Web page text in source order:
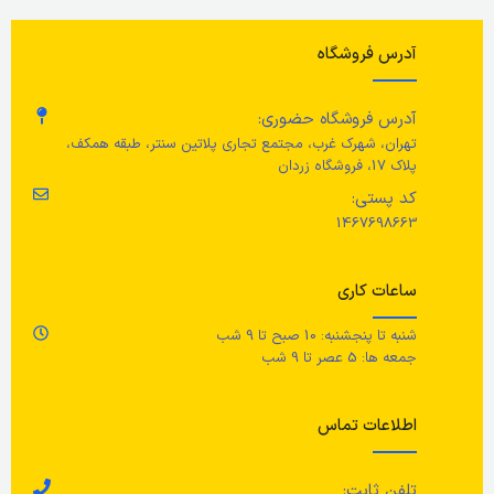
عرض 40 سانتی متر
0.66 کیلوگرم
آدرس فروشگاه
آدرس فروشگاه حضوری:
تهران، شهرک غرب، مجتمع تجاری پلاتین سنتر، طبقه همکف،
پلاک 17، فروشگاه زردان
کد پستی:
1467698663
ساعات کاری
شنبه تا پنجشنبه: 10 صبح تا 9 شب
جمعه ها: 5 عصر تا 9 شب
اطلاعات تماس